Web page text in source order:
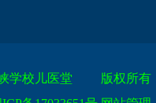
峡学校儿医堂 版权所有